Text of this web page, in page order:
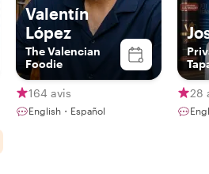
Valentín
López
The Valencian
Foodie
164 avis
English・Español
28